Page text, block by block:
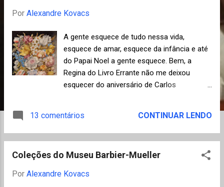
Por Alexandre Kovacs
A gente esquece de tudo nessa vida,
esquece de amar, esquece da infância e até
do Papai Noel a gente esquece. Bem, a
Regina do Livro Errante não me deixou
esquecer do aniversário de Carlos
Resolvi postar umas flores, no meio do
caminho, para o nosso eterno e universal
melhor, chamamos de modernista. Tenho
13 comentários CONTINUAR LENDO
Coleções do Museu Barbier-Mueller
Por Alexandre Kovacs